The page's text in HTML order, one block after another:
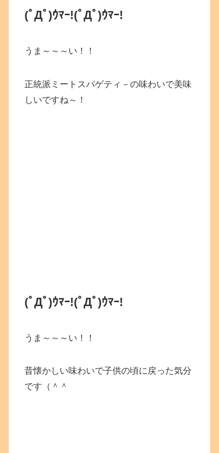
(ﾟДﾟ)ｳﾏｰ!(ﾟДﾟ)ｳﾏｰ!
うま～～～い！！
正統派ミートスパゲティ－の味わいで美味
しいですね～！
(ﾟДﾟ)ｳﾏｰ!(ﾟДﾟ)ｳﾏｰ!
うま～～～い！！
昔懐かしい味わいで子供の頃に戻った気分
です（＾＾